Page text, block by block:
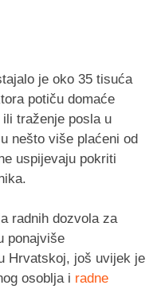
je oko 35 tisuća
potiču domaće
traženje posla u
nešto više plaćeni od
uspijevaju pokriti
radnih dozvola za
ponajviše
Hrvatskoj, još uvijek je
osoblja i radne